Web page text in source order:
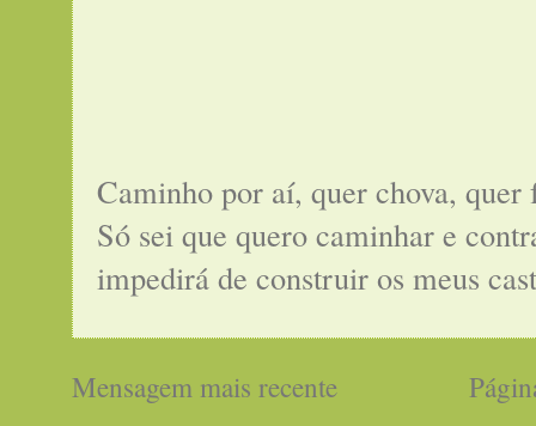
Caminho por aí, quer chova,
Só sei que quero caminhar e
impedirá de construir os meus
Mensagem mais recente